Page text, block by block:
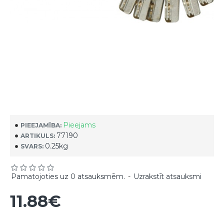
PIEEJAMĪBA: Pieejams
ARTIKULS: 77190
SVARS: 0.25kg
Pamatojoties uz 0 atsauksmēm. - Uzrakstīt atsauksmi
11.88€